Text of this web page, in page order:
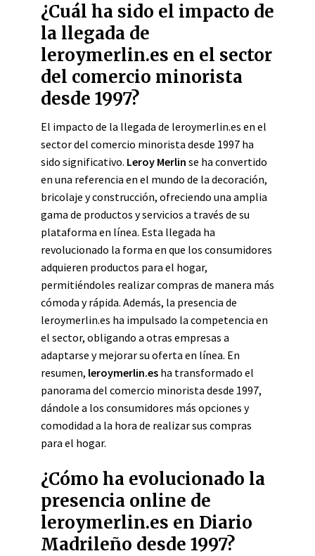
¿Cuál ha sido el impacto de
la llegada de
leroymerlin.es en el sector
del comercio minorista
desde 1997?
El impacto de la llegada de leroymerlin.es en el
sector del comercio minorista desde 1997 ha
sido significativo. Leroy Merlin se ha convertido
en una referencia en el mundo de la decoración,
bricolaje y construcción, ofreciendo una amplia
gama de productos y servicios a través de su
plataforma en línea. Esta llegada ha
revolucionado la forma en que los consumidores
adquieren productos para el hogar,
permitiéndoles realizar compras de manera más
cómoda y rápida. Además, la presencia de
leroymerlin.es ha impulsado la competencia en
el sector, obligando a otras empresas a
adaptarse y mejorar su oferta en línea. En
resumen, leroymerlin.es ha transformado el
panorama del comercio minorista desde 1997,
dándole a los consumidores más opciones y
comodidad a la hora de realizar sus compras
para el hogar.
¿Cómo ha evolucionado la
presencia online de
leroymerlin.es en Diario
Madrileño desde 1997?